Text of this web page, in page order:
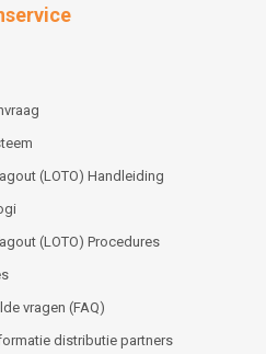
(LOTO) Handleiding
(LOTO) Procedures
vragen (FAQ)
distributie partners